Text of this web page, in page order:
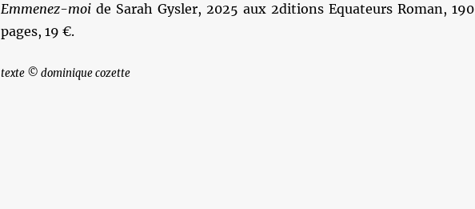
Emmenez-moide Sarah Gysler, 2025 aux 2ditions Equateurs Roman, 190
pages, 19 €.
texte © dominique cozette